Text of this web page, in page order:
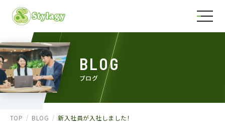
BLOG
ブログ
TOP BLOG 新入社員が入社しました！